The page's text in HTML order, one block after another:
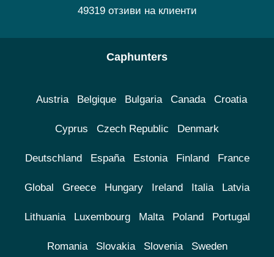
49319 отзиви на клиенти
Caphunters
Austria Belgique Bulgaria Canada Croatia
Cyprus Czech Republic Denmark
Deutschland España Estonia Finland France
Global Greece Hungary Ireland Italia Latvia
Lithuania Luxembourg Malta Poland Portugal
Romania Slovakia Slovenia Sweden